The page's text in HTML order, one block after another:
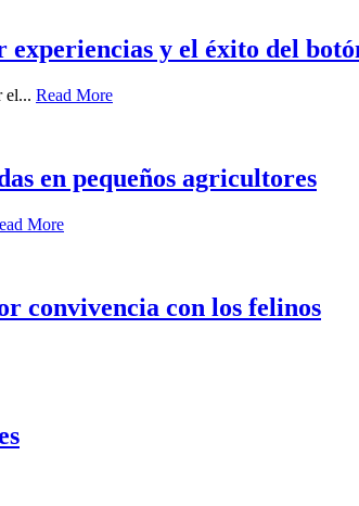
y el éxito del
el... Read More
en pequeños agricultores
More
convivencia con los felinos